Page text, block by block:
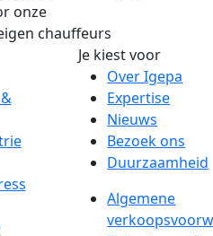
onze
chauffeurs
Je kiest voor
Over Igepa
Expertise
Nieuws
Bezoek ons
Duurzaamheid
Algemene